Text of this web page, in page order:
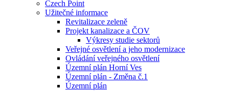
Czech Point
Užitečné informace
Revitalizace zeleně
Projekt kanalizace a ČOV
Výkresy studie sektorů
Veřejné osvětlení a jeho modernizace
Ovládání veřejného osvětlení
Územní plán Horní Ves
Územní plán - Změna č.1
Územní plán